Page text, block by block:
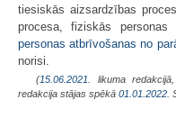
tiesiskās aizsardzības
procesa, fiziskās personas
personas atbrīvošanas no
norisi.
(15.06.2021 . likuma
redakcija stājas spēkā 01.01.2022.